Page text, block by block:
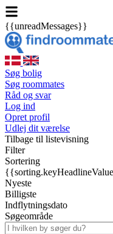
{{unreadMessages}}
Søg bolig
Søg roommates
Råd og svar
Log ind
Opret profil
Udlej dit værelse
Tilbage til listevisning
Filter
Sortering
Nyeste
Billigste
Indflytningsdato
Søgeområde